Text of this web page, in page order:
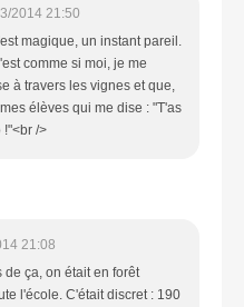
2014 21:50
magique, un instant pareil.
comme si moi, je me
à travers les vignes et que,
élèves qui me dise : "T'as
!"<br />
21:08
de ça, on était en forêt
l'école. C'était discret : 190